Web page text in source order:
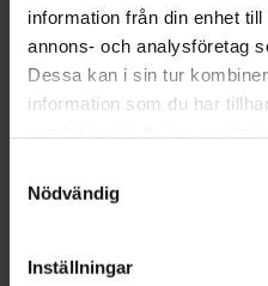
information från din enhet
annons- och analysföretag
Dessa kan i sin tur
information som du har
Nödvändig
Inställningar